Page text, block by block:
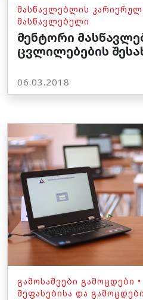
ᲛᲐᲡᲬᲐᲕᲚᲔᲑᲚᲘᲡ
ᲛᲐᲡᲬᲐᲕᲚᲔᲑᲔᲚᲘ
მენტორი
ცვლილებების
06.03.2018
ᲒᲐᲛᲝᲡᲐᲨᲕᲔᲑᲘ ᲒᲐᲛᲝᲪᲓᲔᲑᲘ •
ᲨᲔᲤᲐᲡᲔᲑᲘᲡᲐ ᲓᲐ